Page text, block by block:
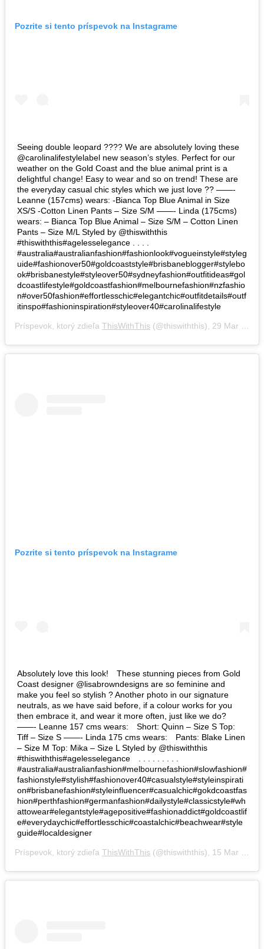
Pozrite si tento príspevok na Instagrame
Seeing double leopard ???? We are absolutely loving these
@carolinalifestylelabel new season’s styles. Perfect for our
weather on the Gold Coast and the blue animal print is a
delightful change! Easy to wear and so on trend! These are
the everyday casual chic styles which we just love ?? ——-
Leanne (157cms) wears: -Bianca Top Blue Animal in Size
XS/S -Cotton Linen Pants – Size S/M ——- Linda (175cms)
wears: – Bianca Top Blue Animal – Size S/M – Cotton Linen
Pants – Size M/L Styled by @thiswiththis
#thiswiththis#agelesselegance . . . .
#australia#australianfashion#fashionlook#vogueinstyle#styleg
uide#fashionover50#goldcoaststyle#brisbaneblogger#stylebo
ok#brisbanestyle#styleover50#sydneyfashion#outfitideas#gol
dcoastlifestyle#goldcoastfashion#melbournefashion#nzfashio
n#over50fashion#effortlesschic#elegantchic#outfitdetails#outf
itinspo#fashioninspiration#styleover40#carolinalifestyle
Príspevok, ktorý zdieľa ThisWithThis (@thiswiththis), 29 Mar 2019 o 12:05 PDT
Pozrite si tento príspevok na Instagrame
Absolutely love this look!⠀ These stunning pieces from Gold
Coast designer @lisabrowndesigns are so feminine and
make you feel so stylish ? Another photo in our signature
neutrals, as we have said before, if a colour works for you
then embrace it, and wear it more often, just like we do?⠀
——- Leanne 157 cms wears:⠀ Short: Quinn – Size S Top:
Tiff – Size S ——- Linda 175 cms wears:⠀ Pants: Blake Linen
– Size M Top: Mika – Size L Styled by @thiswiththis
#thiswiththis#agelesselegance⠀ . . . . . . . . .
#australia#australianfashion#melbournefashion#slowfashion#
fashionstyle#stylish#fashionover40#casualstyle#styleinspirati
on#brisbanefashion#styleinfluencer#casualchic#gokdcoastfas
hion#perthfashion#germanfashion#dailystyle#classicstyle#wh
attowear#elegantstyle#agepositive#fashionaddict#goldcoastlif
e#everydaychic#effortlesschic#coastalchic#beachwear#style
guide#localdesigner
Príspevok, ktorý zdieľa ThisWithThis (@thiswiththis), 15 Mar 2019 o 1:44 PDT